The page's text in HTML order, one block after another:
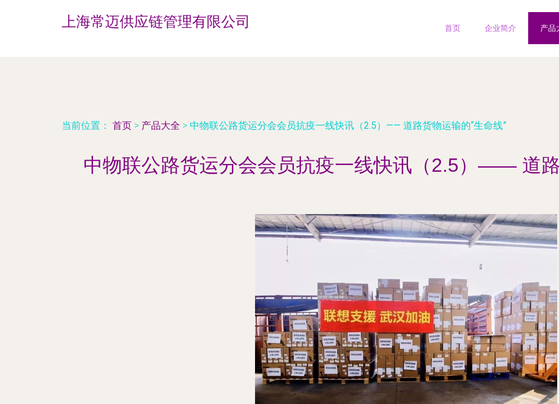
上海常迈供应链管理有限公司 首页 企业简介 产品
当前位置： 首页 > 产品大全 > 中物联公路货运分会会员抗疫一线快讯（2.5）—— 道路货物运输的“生命线”
中物联公路货运分会会员抗疫一线快讯（2.5）—— 道路